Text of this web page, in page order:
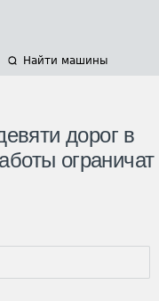
Найти машины
дорог в
ограничат